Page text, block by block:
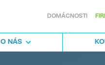
DOMÁCNOSTI
O NÁS